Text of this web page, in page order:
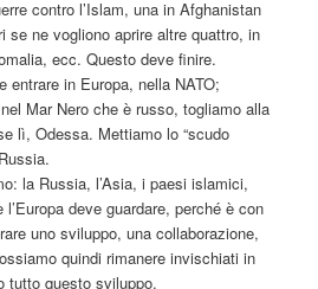
contro l’Islam, una in Afghanistan
se ne vogliono aprire altre quattro, in
ecc. Questo deve finire.
entrare in Europa, nella NATO;
Mar Nero che è russo, togliamo alla
lì, Odessa. Mettiamo lo “scudo
la Russia, l’Asia, i paesi islamici,
l’Europa deve guardare, perché è con
uno sviluppo, una collaborazione,
quindi rimanere invischiati in
tutto questo sviluppo.